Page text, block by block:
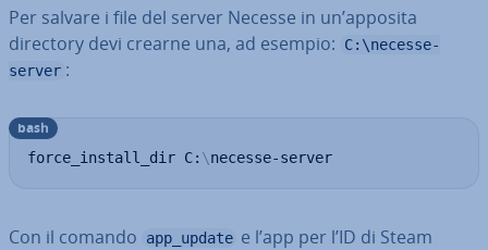
Per salvare i file del server Necesse in un’apposita
directory devi crearne una, ad esempio:
C:\necesse-
server :
force_install_dir C: \necesse-server
bash
Con il comando app_update e l’app per l’ID di Steam